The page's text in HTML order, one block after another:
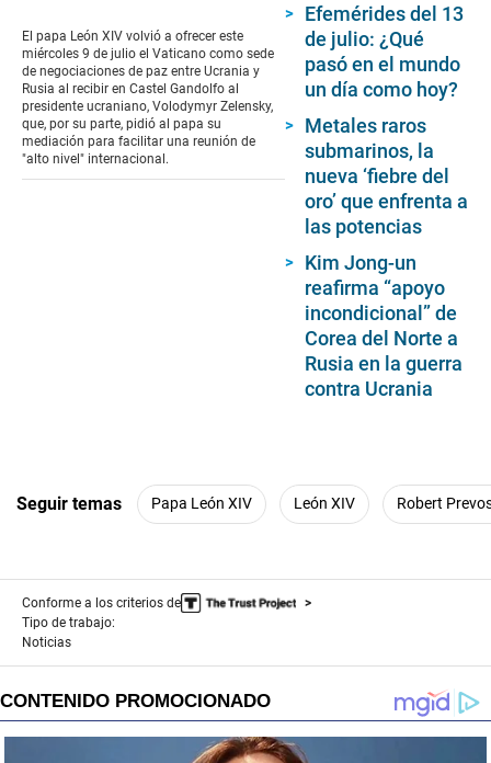
of
1
minute,
45
seconds
El papa León XIV volvió a ofrecer este
miércoles 9 de julio el Vaticano como sede
de negociaciones de paz entre Ucrania y
Rusia al recibir en Castel Gandolfo al
presidente ucraniano, Volodymyr Zelensky,
que, por su parte, pidió al papa su
mediación para facilitar una reunión de
"alto nivel" internacional.
Efemérides del 13
de julio: ¿Qué
pasó en el mundo
un día como hoy?
Metales raros
submarinos, la
nueva ‘fiebre del
oro’ que enfrenta a
las potencias
Kim Jong-un
reafirma “apoyo
incondicional” de
Corea del Norte a
Rusia en la guerra
contra Ucrania
Seguir temas Papa León XIV León XIV Robert
Conforme a los criterios de
Tipo de trabajo:
Noticias